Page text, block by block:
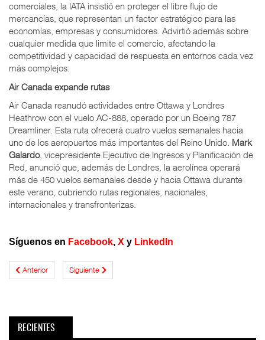
comerciales, la IATA insistió en proteger el libre flujo de
mercancías, que representan un factor estratégico para las
economías, empresas y consumidores. Advirtió además sobre
cualquier medida que limite el comercio, afectando la
competitividad y capacidad de respuesta en entornos cada vez
más complejos.
Air Canada expande rutas
Air Canada reanudó actividades entre Ottawa y Londres
Heathrow con el vuelo AC-888, operado por un Boeing 787
Dreamliner. Esta ruta ofrecerá cuatro vuelos semanales hacia
uno de los aeropuertos más importantes del Reino Unido. Mark
Galardo, vicepresidente Ejecutivo de Ingresos y Planificación de
Red, anunció que, además de Londres, la aerolínea operará
más de 450 vuelos semanales desde y hacia Ottawa durante
este verano, cubriendo rutas regionales, nacionales,
internacionales y transfronterizas.
Síguenos en Facebook, X y LinkedIn
Anterior Siguiente
RECIENTES